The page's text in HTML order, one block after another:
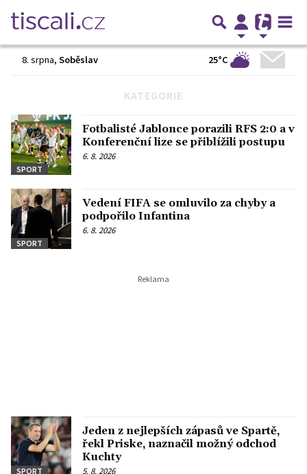
8. srpna, Soběslav 25°C
KATEGORIE
SPORT
Fotbalisté Jablonce porazili RFS 2:0 a v
Konferenční lize se přiblížili postupu
6. 8. 2026
SPORT
Vedení FIFA se omluvilo za chyby a
podpořilo Infantina
6. 8. 2026
SPORT
Jeden z nejlepších zápasů ve Spartě,
řekl Priske, naznačil možný odchod
Kuchty
5. 8. 2026
… 1767 Další